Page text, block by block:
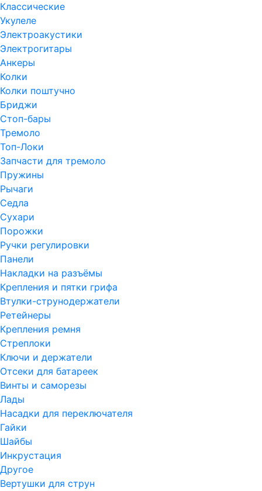
Классические
Укулеле
Электроакустики
Электрогитары
Анкеры
Колки
Колки поштучно
Бриджи
Стоп-бары
Тремоло
Топ-Локи
Запчасти для тремоло
Пружины
Рычаги
Седла
Сухари
Порожки
Ручки регулировки
Панели
Накладки на разъёмы
Крепления и пятки грифа
Втулки-струнодержатели
Ретейнеры
Крепления ремня
Стреплоки
Ключи и держатели
Отсеки для батареек
Винты и саморезы
Лады
Насадки для переключателя
Гайки
Шайбы
Инкрустация
Другое
Вертушки для струн